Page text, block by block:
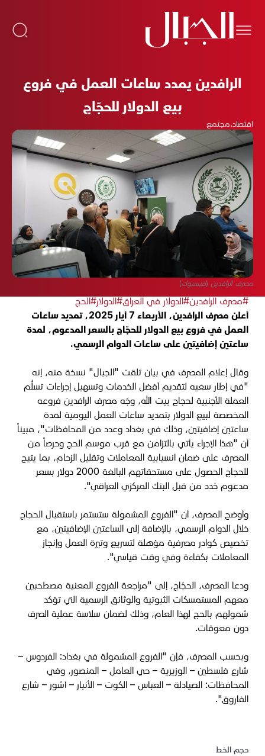
الرافدين يمدد ساعات العمل في فروع
بيع الدولار للحجّاج
اقتصاد،مجتمع
مصرف الرافدين (فيسبوك)
#مصرف الرافدين#الدولار في العراق#الدولار#الحج
أعلن مصرف الرافدين، الأربعاء 7 أيار 2025، تمديد ساعات
العمل في فروع بيع الدولار للحجّاج بالسعر المدعوم، لمدة
ساعتين إضافيتين على ساعات الدوام الرسمي.
وقال إعلام المصرف في بيان تلقت "الجبال" نسخة منه، إنه
"في إطار سعيه لتقديم أفضل الخدمات وتسهيل إجراءات تسلُّم
العملة الأجنبية لحجاج بيت الله، وجّه مصرف الرافدين فروعه
المخصصة لبيع الدولار بتمديد ساعات العمل اليومية لمدة
ساعتين إضافيتين، وذلك في بغداد وعدد من المحافظات"، مبيناً
أن "هذا الإجراء يأتي بالتزامن مع قرب موسم الحج وحرصاً من
المصرف على ضمان انسيابية المعاملات وتقليل الزحام، بما يتيح
للحجاج الحصول على مستحقاتهم البالغة 2000 دولار بسعر
مدعوم حُدد من قبل البنك المركزي العراقي".
وأوضح المصرف، أن "الفروع المشمولة ستستمر باستقبال الحجاج
خلال الدوام الرسمي، بالإضافة إلى الساعتين الإضافيتين، مع
تخصيص كوادر مصرفية مؤهلة لتسريع وتيرة العمل وإنجاز
المعاملات بكفاءة وفي وقت قياسي".
ودعا المصرف، الحجّاج، إلى "مراجعة الفروع المعنية مصطحبين
معهم المستمسكات الثبوتية والوثائق الرسمية التي تؤكد
شمولهم بالحج لهذا العام، وذلك لضمان سلاسة عملية الصرف
دون معوقات.
وبحسب المصرف، فإن "الفروع المشمولة في بغداد: الفردوس –
شارع فلسطين – الوزيرية – حي العامل – المنصور، وفي
المحافظات: الصيادلة – العباس – الكوت – الأنبار – آشور – شارع
الفاروق".
حجم الخط